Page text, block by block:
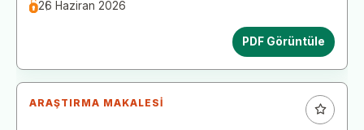
26 Haziran 2026
PDF Görüntüle
ARAŞTIRMA MAKALESI